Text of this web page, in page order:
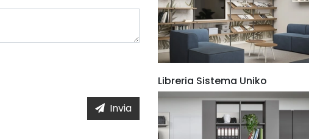
Invia
Libreria Sistema Uniko